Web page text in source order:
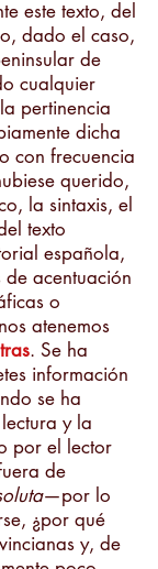
este texto, del
dado el caso,
de
cualquier
pertinencia
dicha
con frecuencia
querido,
la sintaxis, el
texto
española,
acentuación
o
atenemos
. Se ha
información
se ha
y la
por el lector
de
—por lo
¿por qué
y, de